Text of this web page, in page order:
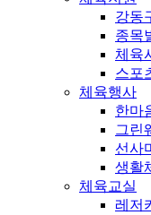
강동
종목
체육
스포
체육행사
한마
그린
선사
생활
체육교실
레저